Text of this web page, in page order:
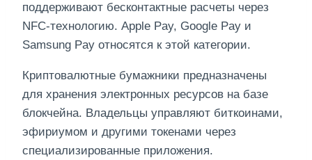
поддерживают бесконтактные расчеты через
NFC-технологию. Apple Pay, Google Pay и
Samsung Pay относятся к этой категории.
Криптовалютные бумажники предназначены
для хранения электронных ресурсов на базе
блокчейна. Владельцы управляют биткоинами,
эфириумом и другими токенами через
специализированные приложения.